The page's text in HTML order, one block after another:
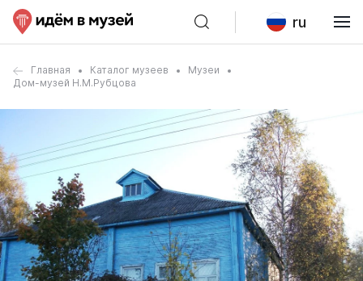
ru
Главная Каталог музеев
Музеи
Дом-музей Н.М.Рубцова